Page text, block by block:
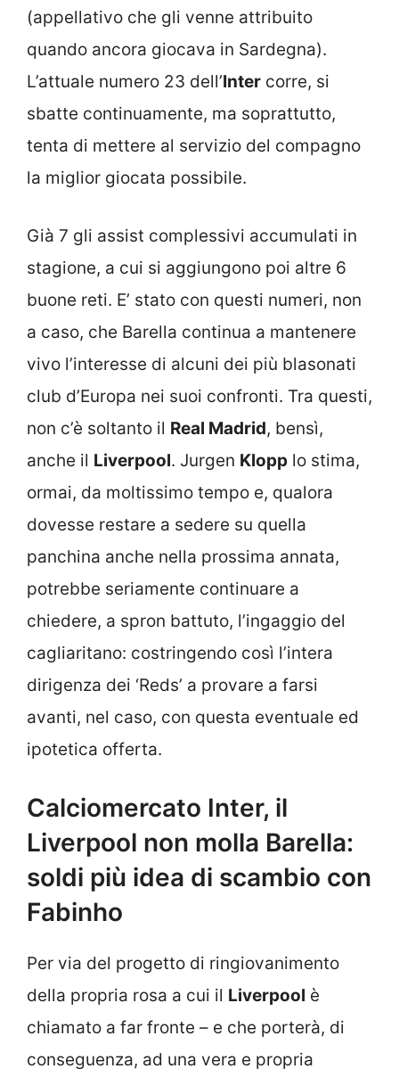
(appellativo che gli venne attribuito
quando ancora giocava in Sardegna).
L’attuale numero 23 dell’Inter corre, si
sbatte continuamente, ma soprattutto,
tenta di mettere al servizio del compagno
la miglior giocata possibile.
Già 7 gli assist complessivi accumulati in
stagione, a cui si aggiungono poi altre 6
buone reti. E’ stato con questi numeri, non
a caso, che Barella continua a mantenere
vivo l’interesse di alcuni dei più blasonati
club d’Europa nei suoi confronti. Tra questi,
non c’è soltanto il Real Madrid, bensì,
anche il Liverpool. Jurgen Klopp lo stima,
ormai, da moltissimo tempo e, qualora
dovesse restare a sedere su quella
panchina anche nella prossima annata,
potrebbe seriamente continuare a
chiedere, a spron battuto, l’ingaggio del
cagliaritano: costringendo così l’intera
dirigenza dei ‘Reds’ a provare a farsi
avanti, nel caso, con questa eventuale ed
ipotetica offerta.
Calciomercato Inter, il
Liverpool non molla Barella:
soldi più idea di scambio con
Fabinho
Per via del progetto di ringiovanimento
della propria rosa a cui il Liverpool è
chiamato a far fronte – e che porterà, di
conseguenza, ad una vera e propria